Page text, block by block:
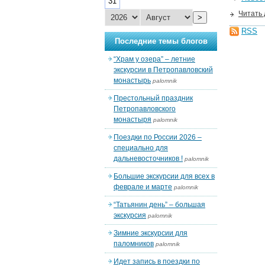
Читать
RSS
>
Последние темы блогов
“Храм у озера” – летние
экскурсии в Петропавловский
монастырь palomnik
Престольный праздник
Петропавловского
монастыря palomnik
Поездки по России 2026 –
специально для
дальневосточников ! palomnik
Большие экскурсии для всех в
феврале и марте palomnik
“Татьянин день” – большая
экскурсия palomnik
Зимние экскурсии для
паломников palomnik
Идет запись в поездки по